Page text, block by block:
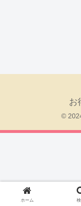
お
©
ホーム